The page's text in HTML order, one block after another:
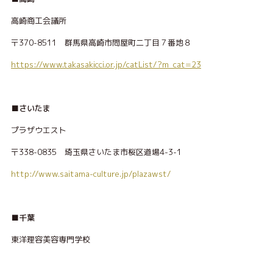
高崎商工会議所
〒370-8511 群馬県高崎市問屋町二丁目７番地８
https://www.takasakicci.or.jp/catList/?m_cat=23
■さいたま
プラザウエスト
〒338-0835 埼玉県さいたま市桜区道場4-3-1
http://www.saitama-culture.jp/plazawst/
■千葉
東洋理容美容専門学校